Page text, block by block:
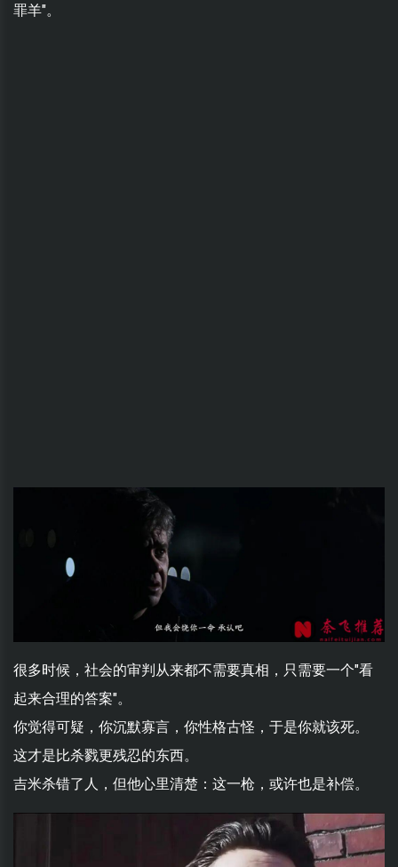
罪羊"。
很多时候，社会的审判从来都不需要真相，只需要一个"看
起来合理的答案"。
你觉得可疑，你沉默寡言，你性格古怪，于是你就该死。
这才是比杀戮更残忍的东西。
吉米杀错了人，但他心里清楚：这一枪，或许也是补偿。